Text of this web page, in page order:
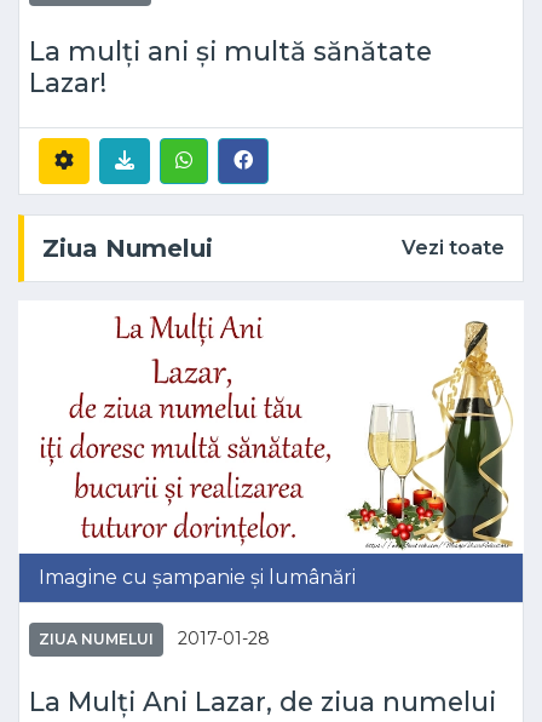
La mulți ani și multă sănătate
Lazar!
Ziua Numelui Vezi toate
Imagine cu șampanie și lumânări
ZIUA NUMELUI 2017-01-28
La Mulți Ani Lazar, de ziua numelui